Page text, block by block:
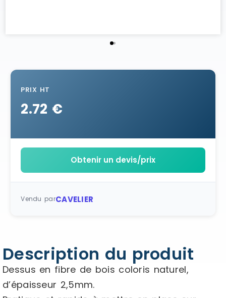
PRIX HT
2.72 €
Obtenir un devis/prix
Vendu parCAVELIER
Description du produit
Dessus en fibre de bois coloris naturel,
d’épaisseur 2,5mm.